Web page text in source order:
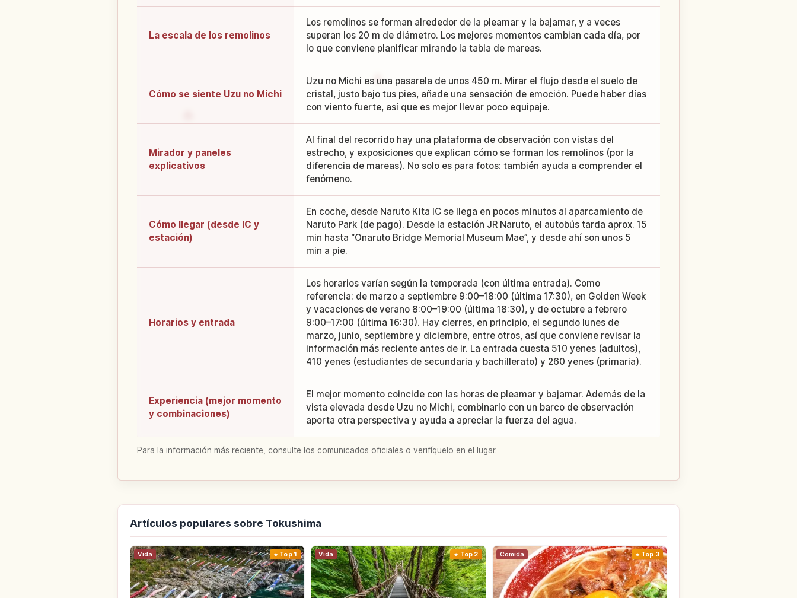
La escala de los remolinos
Los remolinos se forman alrededor de la pleamar y la bajamar, y a veces
superan los 20 m de diámetro. Los mejores momentos cambian cada día, por
lo que conviene planificar mirando la tabla de mareas.
Cómo se siente Uzu no Michi
Uzu no Michi es una pasarela de unos 450 m. Mirar el flujo desde el suelo de
cristal, justo bajo tus pies, añade una sensación de emoción. Puede haber días
con viento fuerte, así que es mejor llevar poco equipaje.
Mirador y paneles
explicativos
Al final del recorrido hay una plataforma de observación con vistas del
estrecho, y exposiciones que explican cómo se forman los remolinos (por la
diferencia de mareas). No solo es para fotos: también ayuda a comprender el
fenómeno.
Cómo llegar (desde IC y
estación)
En coche, desde Naruto Kita IC se llega en pocos minutos al aparcamiento de
Naruto Park (de pago). Desde la estación JR Naruto, el autobús tarda aprox. 15
min hasta “Onaruto Bridge Memorial Museum Mae”, y desde ahí son unos 5
min a pie.
Horarios y entrada
Los horarios varían según la temporada (con última entrada). Como
referencia: de marzo a septiembre 9:00–18:00 (última 17:30), en Golden Week
y vacaciones de verano 8:00–19:00 (última 18:30), y de octubre a febrero
9:00–17:00 (última 16:30). Hay cierres, en principio, el segundo lunes de
marzo, junio, septiembre y diciembre, entre otros, así que conviene revisar la
información más reciente antes de ir. La entrada cuesta 510 yenes (adultos),
410 yenes (estudiantes de secundaria y bachillerato) y 260 yenes (primaria).
Experiencia (mejor momento
y combinaciones)
El mejor momento coincide con las horas de pleamar y bajamar. Además de la
vista elevada desde Uzu no Michi, combinarlo con un barco de observación
aporta otra perspectiva y ayuda a apreciar la fuerza del agua.
Para la información más reciente, consulte los comunicados oficiales o verifíquelo en el lugar.
Artículos populares sobre Tokushima
Vida Top 1 Vida Top 2 Comida Top 3